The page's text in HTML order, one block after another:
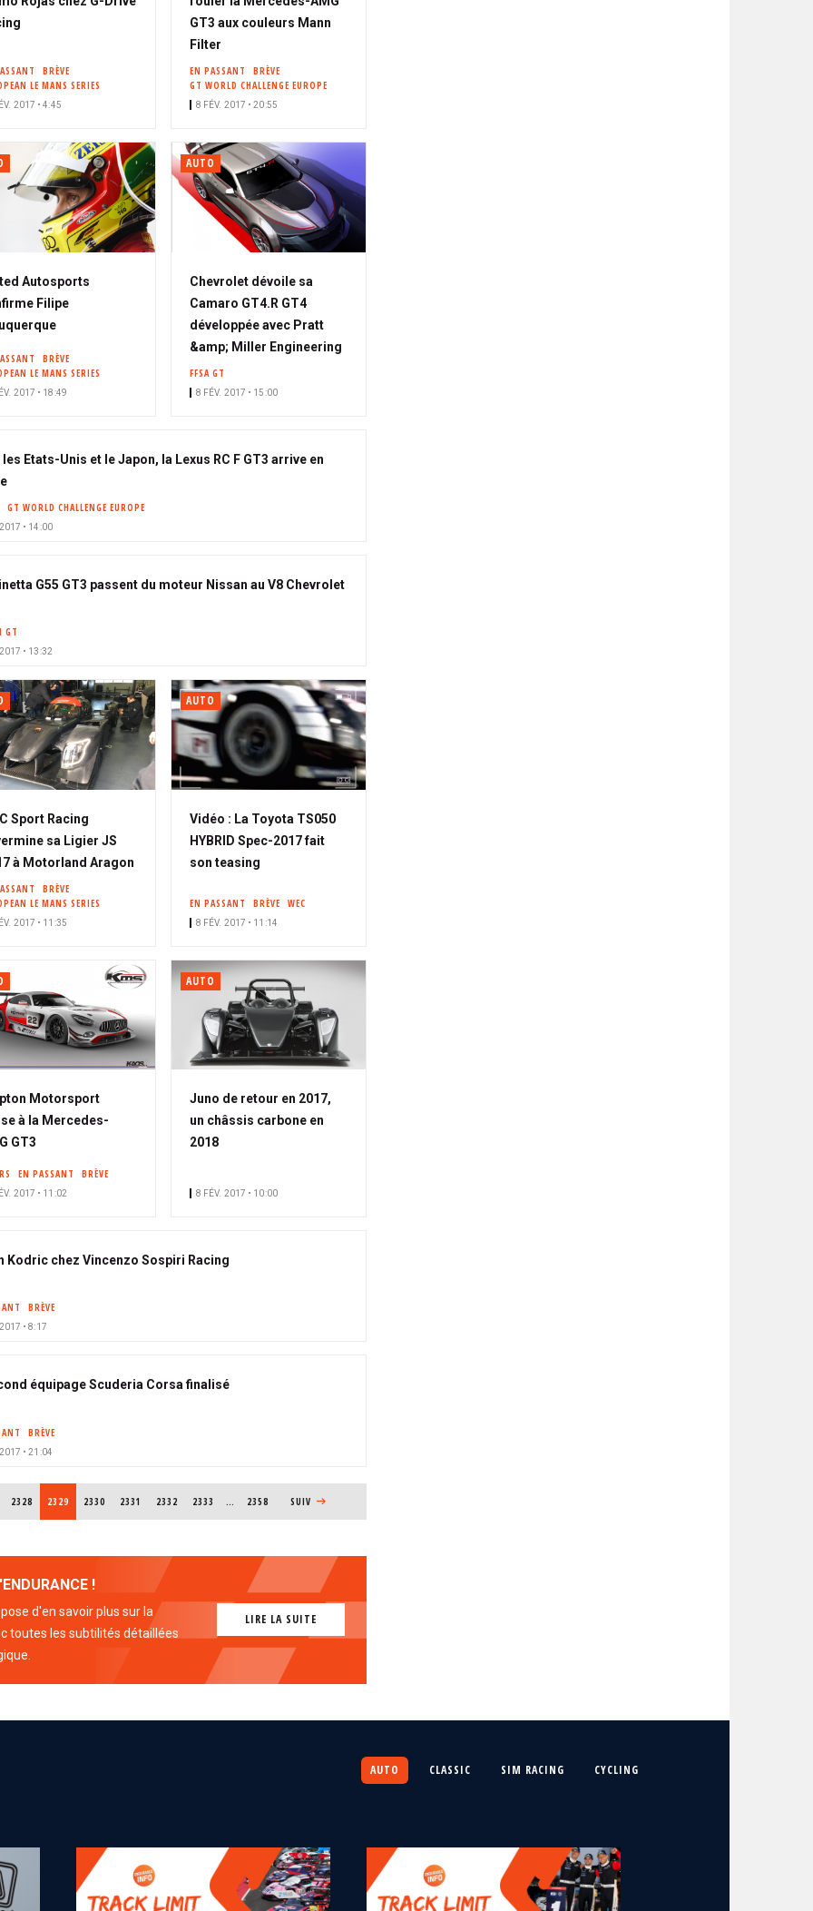
BRÈVE
LE MANS SERIES
2017 • 4:45
GT3 aux couleurs Mann
Filter
EN PASSANT
BRÈVE
GT WORLD CHALLENGE EUROPE
8 FÉV. 2017 • 20:55
Autosports
Filipe
BRÈVE
LE MANS SERIES
2017 • 18:49
AUTO
Chevrolet dévoile sa
Camaro GT4.R GT4
développée avec Pratt
&amp; Miller Engineering
FFSA GT
8 FÉV. 2017 • 15:00
Etats-Unis et le Japon, la Lexus RC F GT3 arrive en
GT WORLD CHALLENGE EUROPE
• 14:00
G55 GT3 passent du moteur Nissan au V8 Chevrolet
GT
• 13:32
Sport Racing
sa Ligier JS
à Motorland Aragon
BRÈVE
LE MANS SERIES
2017 • 11:35
AUTO
Vidéo : La Toyota TS050
HYBRID Spec-2017 fait
son teasing
EN PASSANT BRÈVE WEC
8 FÉV. 2017 • 11:14
Motorsport
à la Mercedes-
GT3
EN PASSANT BRÈVE
2017 • 11:02
AUTO
Juno de retour en 2017,
un châssis carbone en
2018
8 FÉV. 2017 • 10:00
Kodric chez Vincenzo Sospiri Racing
BRÈVE
• 8:17
équipage Scuderia Corsa finalisé
BRÈVE
• 21:04
PAGE
2328 PAGE COURANTE
2329 PAGE
2330 PAGE
2331 PAGE
2332 PAGE
2333 … 2358 PAGE SUIVANTE
SUIV
!
d'en savoir plus sur la
toutes les subtilités détaillées
LIRE LA SUITE
AUTO CLASSIC SIM RACING CYCLING